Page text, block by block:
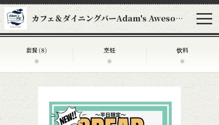
カフェ＆ダイニングバーAdam's Awesome Pie アダムスオーサムパイ
套餐 (8) 烹饪 饮料